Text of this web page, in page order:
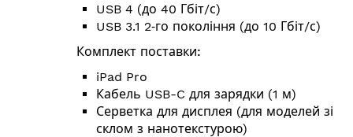
USB 4 (до 40 Гбіт/с)
USB 3.1 2‑го покоління (до 10 Гбіт/с)
Комплект поставки:
iPad Pro
Кабель USB-C для зарядки (1 м)
Серветка для дисплея (для моделей зі
склом з нанотекстурою)